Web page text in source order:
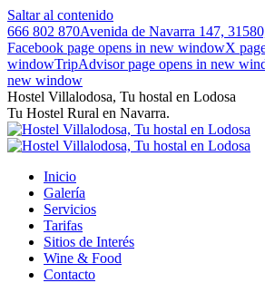
Saltar al contenido
666 802 870Avenida de Navarra 147,
Facebook page opens in new windowX
windowTripAdvisor page opens in new
new window
Hostel Villalodosa, Tu hostal en Lodosa
Tu Hostel Rural en Navarra.
Inicio
Galería
Servicios
Tarifas
Sitios de Interés
Wine & Food
Contacto